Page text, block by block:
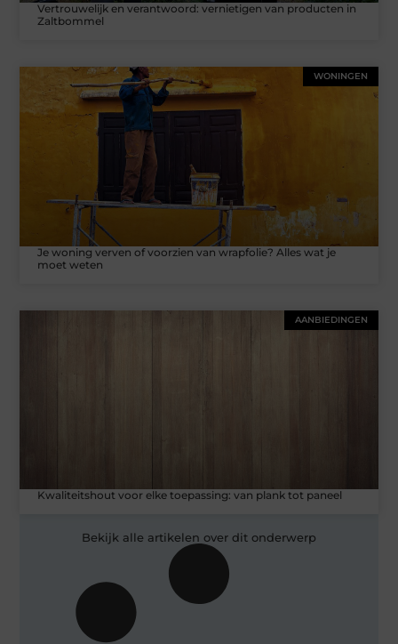
Vertrouwelijk en verantwoord: vernietigen van producten in
Zaltbommel
WONINGEN
Je woning verven of voorzien van wrapfolie? Alles wat je
moet weten
AANBIEDINGEN
Kwaliteitshout voor elke toepassing: van plank tot paneel
Bekijk alle artikelen over dit onderwerp